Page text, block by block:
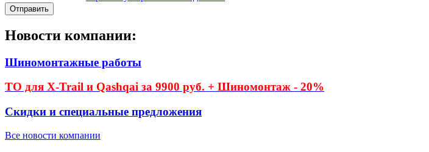
Новости компании:
Шиномонтажные работы
ТО для X-Trail и Qashqai за 9900 руб. + Шиномонтаж - 20%
Скидки и специальные предложения
Все новости компании